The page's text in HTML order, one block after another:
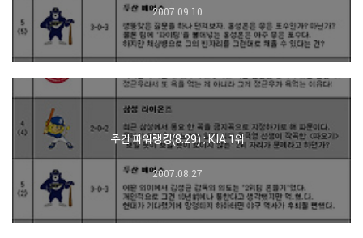
2007.09.10
주간 파워랭킹(8.29) ; KIA 1위
2007.08.27